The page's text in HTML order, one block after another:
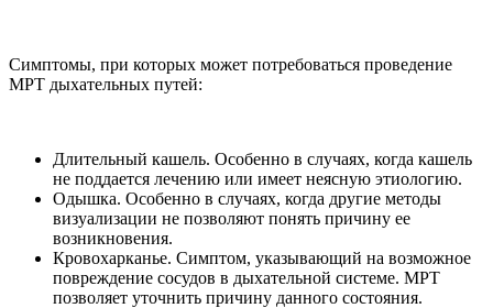
Симптомы, при которых может потребоваться проведение
МРТ дыхательных путей:
Длительный кашель. Особенно в случаях, когда кашель
не поддается лечению или имеет неясную этиологию.
Одышка. Особенно в случаях, когда другие методы
визуализации не позволяют понять причину ее
возникновения.
Кровохарканье. Симптом, указывающий на возможное
повреждение сосудов в дыхательной системе. МРТ
позволяет уточнить причину данного состояния.